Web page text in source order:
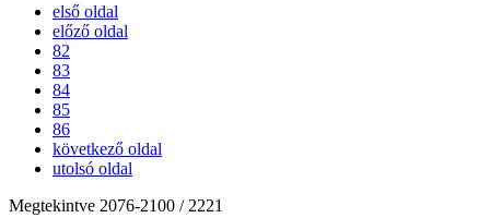
első oldal
előző oldal
82
83
84
85
86
következő oldal
utolsó oldal
Megtekintve 2076-2100 / 2221